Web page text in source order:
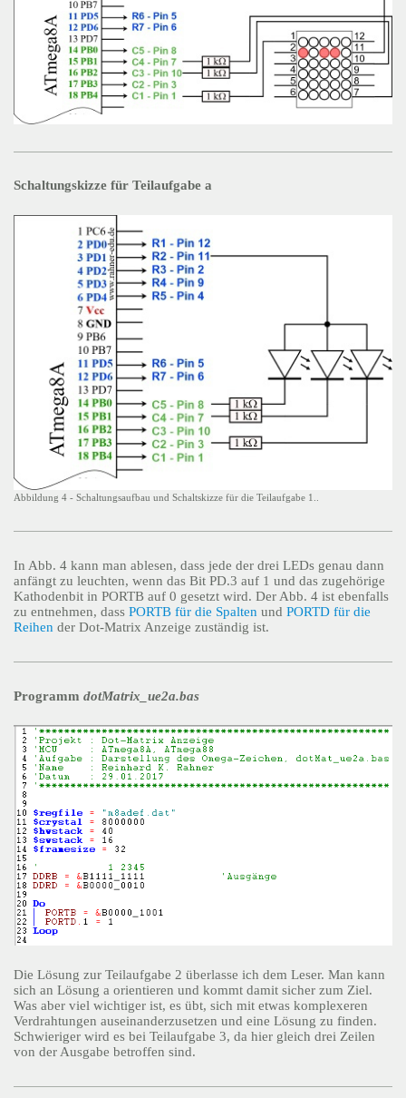
Schaltungskizze für Teilaufgabe a
Abbildung 4 - Schaltungsaufbau und Schaltskizze für die Teilaufgabe 1..
In Abb. 4 kann man ablesen, dass jede der drei LEDs genau dann
anfängt zu leuchten, wenn das Bit PD.3 auf 1 und das zugehörige
Kathodenbit in PORTB auf 0 gesetzt wird. Der Abb. 4 ist ebenfalls
zu entnehmen, dass PORTB für die Spalten und PORTD für die
Reihen der Dot-Matrix Anzeige zuständig ist.
Programm dotMatrix_ue2a.bas
Die Lösung zur Teilaufgabe 2 überlasse ich dem Leser. Man kann
sich an Lösung a orientieren und kommt damit sicher zum Ziel.
Was aber viel wichtiger ist, es übt, sich mit etwas komplexeren
Verdrahtungen auseinanderzusetzen und eine Lösung zu finden.
Schwieriger wird es bei Teilaufgabe 3, da hier gleich drei Zeilen
von der Ausgabe betroffen sind.